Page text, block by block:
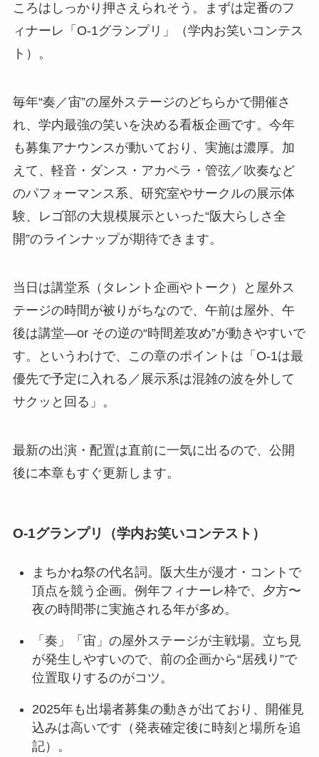
ころはしっかり押さえられそう。まずは定番のフ
ィナーレ「O-1グランプリ」（学内お笑いコンテス
ト）。
毎年“奏／宙”の屋外ステージのどちらかで開催さ
れ、学内最強の笑いを決める看板企画です。今年
も募集アナウンスが動いており、実施は濃厚。加
えて、軽音・ダンス・アカペラ・管弦／吹奏など
のパフォーマンス系、研究室やサークルの展示体
験、レゴ部の大規模展示といった“阪大らしさ全
開”のラインナップが期待できます。
当日は講堂系（タレント企画やトーク）と屋外ス
テージの時間が被りがちなので、午前は屋外、午
後は講堂—or その逆の“時間差攻め”が動きやすいで
す。というわけで、この章のポイントは「O-1は最
優先で予定に入れる／展示系は混雑の波を外して
サクッと回る」。
最新の出演・配置は直前に一気に出るので、公開
後に本章もすぐ更新します。
O-1グランプリ（学内お笑いコンテスト）
まちかね祭の代名詞。阪大生が漫才・コントで
頂点を競う企画。例年フィナーレ枠で、夕方〜
夜の時間帯に実施される年が多め。
「奏」「宙」の屋外ステージが主戦場。立ち見
が発生しやすいので、前の企画から“居残り”で
位置取りするのがコツ。
2025年も出場者募集の動きが出ており、開催見
込みは高いです（発表確定後に時刻と場所を追
記）。